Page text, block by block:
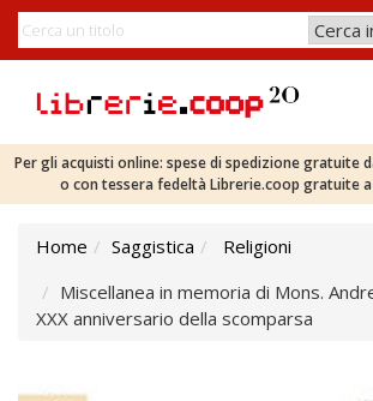
Per gli acquisti online: spese di spedizione gratuite
o con tessera fedeltà Librerie.coop gratuite
Home Saggistica
Religioni
Miscellanea in memoria di Mons.
XXX anniversario della scomparsa